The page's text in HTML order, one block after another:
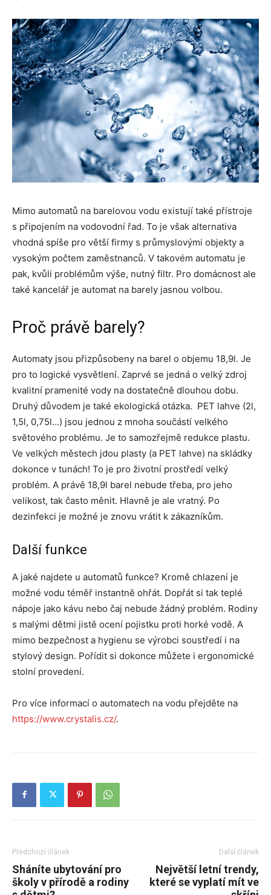
Mimo automatů na barelovou vodu existují také přístroje
s připojením na vodovodní řad. To je však alternativa
vhodná spíše pro větší firmy s průmyslovými objekty a
vysokým počtem zaměstnanců. V takovém automatu je
pak, kvůli problémům výše, nutný filtr. Pro domácnost ale
také kancelář je automat na barely jasnou volbou.
Proč právě barely?
Automaty jsou přizpůsobeny na barel o objemu 18,9l. Je
pro to logické vysvětlení. Zaprvé se jedná o velký zdroj
kvalitní pramenité vody na dostatečně dlouhou dobu.
Druhý důvodem je také ekologická otázka. PET lahve (2l,
1,5l, 0,75l…) jsou jednou z mnoha součástí velkého
světového problému. Je to samozřejmě redukce plastu.
Ve velkých městech jdou plasty (a PET lahve) na skládky
dokonce v tunách! To je pro životní prostředí velký
problém. A právě 18,9l barel nebude třeba, pro jeho
velikost, tak často měnit. Hlavně je ale vratný. Po
dezinfekci je možné je znovu vrátit k zákazníkům.
Další funkce
A jaké najdete u automatů funkce? Kromě chlazení je
možné vodu téměř instantně ohřát. Dopřát si tak teplé
nápoje jako kávu nebo čaj nebude žádný problém. Rodiny
s malými dětmi jistě ocení pojistku proti horké vodě. A
mimo bezpečnost a hygienu se výrobci soustředí i na
stylový design. Pořídit si dokonce můžete i ergonomické
stolní provedení.
Pro více informací o automatech na vodu přejděte na
https://www.crystalis.cz/.
Předchozí článek
Sháníte ubytování pro
školy v přírodě a rodiny
Další článek
Největší letní trendy,
které se vyplatí mít ve